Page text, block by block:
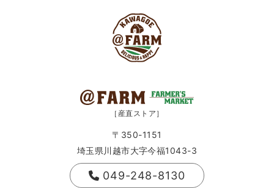
［産直ストア］
〒350-1151
埼玉県川越市大字今福1043-3
049-248-8130